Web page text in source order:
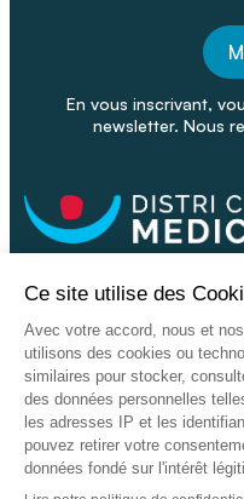
En vous inscrivant,
newsletter. Nous
Nos catalogues
Devenir franchisé
Données